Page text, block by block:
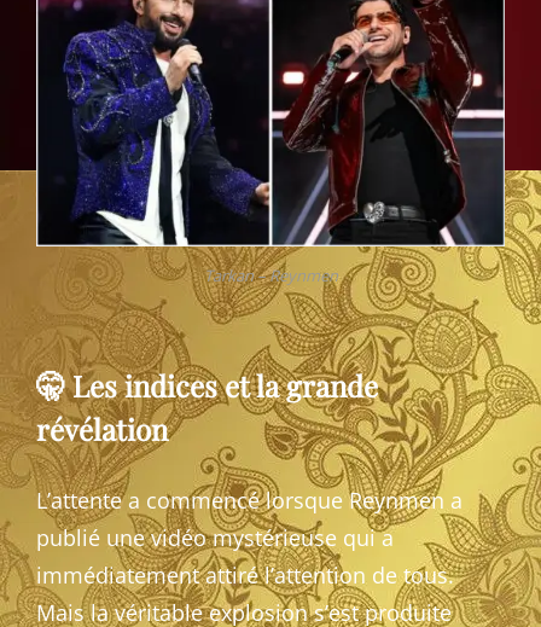
Tarkan – Reynmen
🤫 Les indices et la grande
révélation
L’attente a commencé lorsque Reynmen a
publié une vidéo mystérieuse qui a
immédiatement attiré l’attention de tous.
Mais la véritable explosion s’est produite